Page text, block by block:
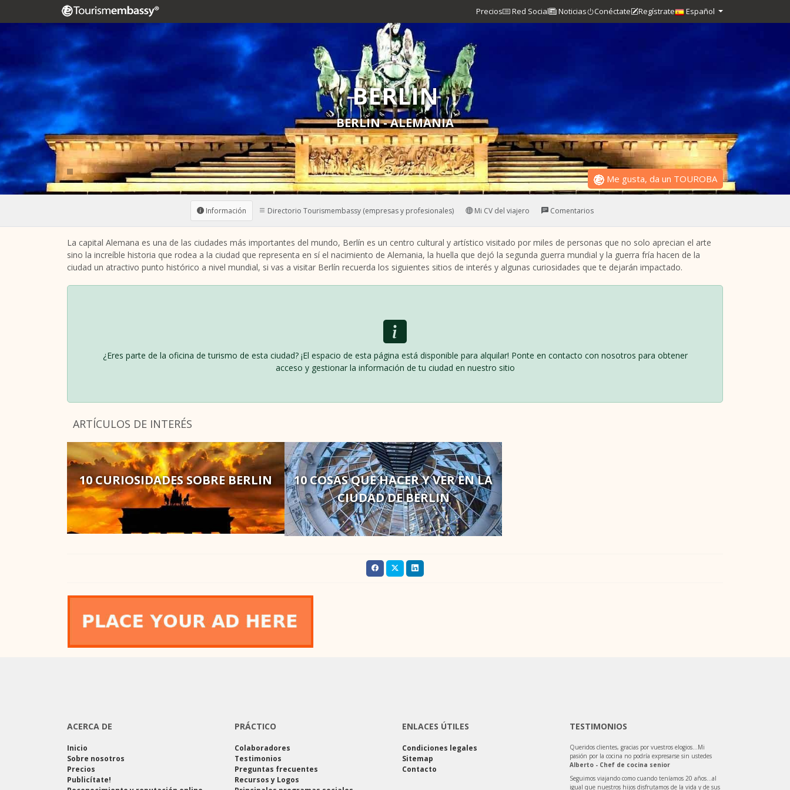
Precios Red Social Noticias Conéctate Regístrate Español
BERLIN
BERLIN - ALEMANIA
Me gusta, da un TOUROBA
Información Directorio Tourismembassy (empresas y profesionales) Mi CV del viajero Comentarios
La capital Alemana es una de las ciudades más importantes del mundo, Berlín es un centro cultural y artístico visitado por miles de personas que no solo aprecian el arte
sino la increíble historia que rodea a la ciudad que representa en sí el nacimiento de Alemania, la huella que dejó la segunda guerra mundial y la guerra fría hacen de la
ciudad un atractivo punto histórico a nivel mundial, si vas a visitar Berlín recuerda los siguientes sitios de interés y algunas curiosidades que te dejarán impactado.
¿Eres parte de la oficina de turismo de esta ciudad? ¡El espacio de esta página está disponible para alquilar! Ponte en contacto con nosotros para obtener
acceso y gestionar la información de tu ciudad en nuestro sitio
ARTÍCULOS DE INTERÉS
10 CURIOSIDADES SOBRE BERLIN
10 COSAS QUE HACER Y VER EN LA
CIUDAD DE BERLIN
ACERCA DE
Inicio
Sobre nosotros
Precios
Publicítate!
PRÁCTICO
Colaboradores
Testimonios
Preguntas frecuentes
Recursos y Logos
ENLACES ÚTILES
Condiciones legales
Sitemap
Contacto
TESTIMONIOS
Queridos clientes, gracias por vuestros elogios…Mi
pasión por la cocina no podría expresarse sin ustedes
Alberto - Chef de cocina senior
Seguimos viajando como cuando teníamos 20 años…al
igual que nuestros hijos disfrutamos de la vida y de sus